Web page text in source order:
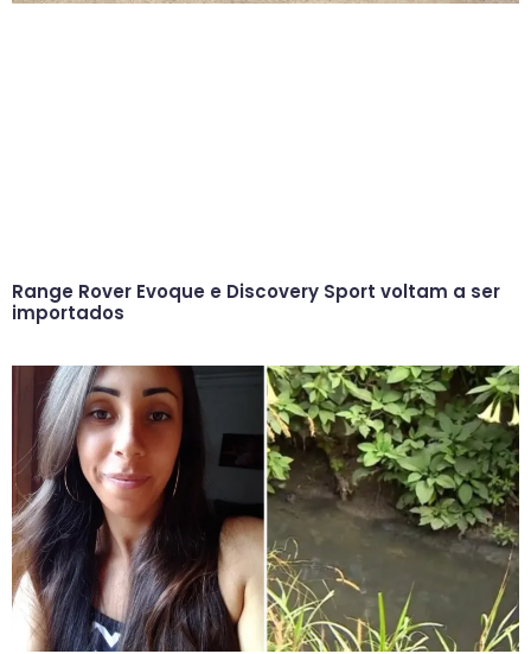
Range Rover Evoque e Discovery Sport voltam a ser
importados